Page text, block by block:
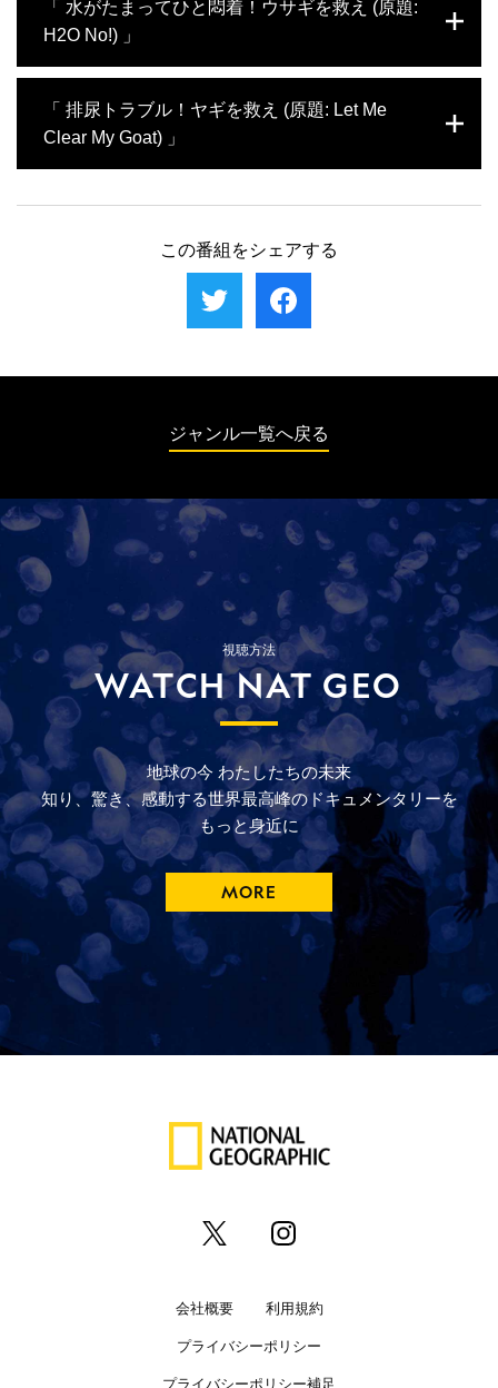
はずが、ささいなことでケンカをし、互いに
傷つけ合ってしまったという。一方で、普段
あまりに仲が悪いため、Dr.Kが指導する厳し
い「訓練キャンプ」に参加することに。
「ブロワード エキゾチック動物病院」を訪
の状態が心配な高齢のフェレットも登場。常
連である飼い主の困り果てた様子に、スタッ
るスナネズミの飼い主とも出会う。
「 水がたまってひと悶着！ウサギを救え (原題:
H2O No!) 」
のヤギがやってきた。排尿トラブルを抱え、
すでに2ヶ所の病院で手術を受けたという
を聞きつけ、その手腕に大きな期待を寄せて
いた。すべては愛するペットを救うため。い
つにないプレッシャーの中、Dr.Kは経験のな
い大手術に挑むこととなった。
「 排尿トラブル！ヤギを救え (原題: Let Me
Clear My Goat) 」
すでに2ヶ所の病院で手術を受けたという
生まれつき骨に異常のあるコンゴウインコの
ヒナも登場。どちらの飼い主も、Dr.Kの評判
この番組をシェアする
ジャンル一覧へ戻る
視聴方法
WATCH NAT GEO
地球の今 わたしたちの未来
知り、驚き、感動する世界最高峰のドキュメンタリーを
もっと身近に
MORE
会社概要 利用規約
プライバシーポリシー
プライバシーポリシー補足